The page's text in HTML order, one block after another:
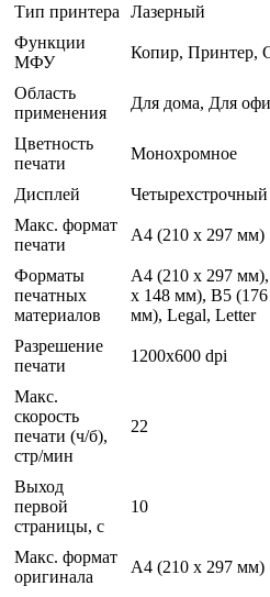
Тип принтера Лазерный
Функции
МФУ
Копир, Принтеp,
Область
применения
Для дома, Для
Цветность
печати
Монохромное
Дисплей
Четырехстрочный
Макс. формат
печати
A4 (210 x 297 мм)
Форматы
печатных
материалов
A4 (210 x 297
x 148 мм), B5
мм), Legal, Letter
Разрешение
печати
1200x600 dpi
Макс.
скорость
печати (ч/б),
стр/мин
22
Выход
первой
страницы, с
10
Макс. формат
оригинала
A4 (210 x 297 мм)